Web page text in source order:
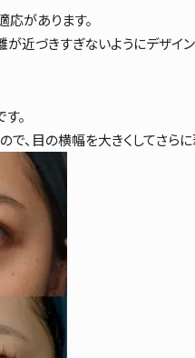
があります。
近づきすぎないようにデザイン
。
、目の横幅を大きくしてさら